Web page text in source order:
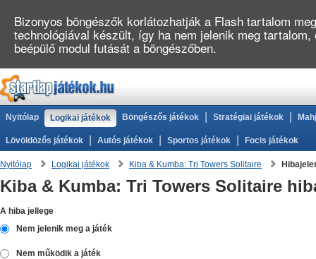
Nyitólap Logikai játékok Böngészős játékok Stratégiai játékok
Lövöldözős játékok Autós játékok Sportos játékok Focis játékok
Nyitólap Logikai játékok Kiba & Kumba: Tri Towers Solitaire
Kiba & Kumba: Tri Towers Solitaire
A hiba jellege
Nem jelenik meg a játék
Nem működik a játék
Bizonyos böngészők korlátozhatják a Flash tartalom
technológiával készült, így ha nem jelenik meg
beépülő modul futását a böngészőben.